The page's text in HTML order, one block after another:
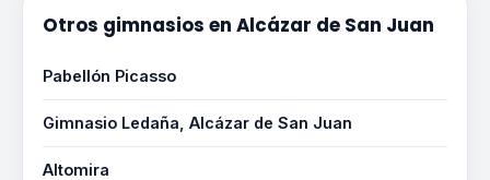
Otros gimnasios en Alcázar de San Juan
Pabellón Picasso
Gimnasio Ledaña, Alcázar de San Juan
Altomira